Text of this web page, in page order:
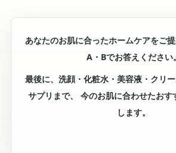
あなたのお肌に合ったホームケアをご
A・Bでお答えください。
最後に、洗顔・化粧水・美容液・クリ
サプリまで、 今のお肌に合わせたおす
します。